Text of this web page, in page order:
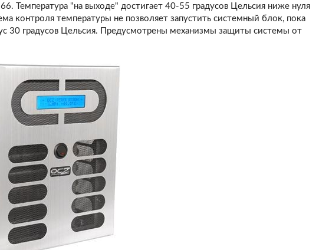
Температура "на выходе" достигает 40-55 градусов Цельсия ниже нуля
контроля температуры не позволяет запустить системный блок, пока
30 градусов Цельсия. Предусмотрены механизмы защиты системы от